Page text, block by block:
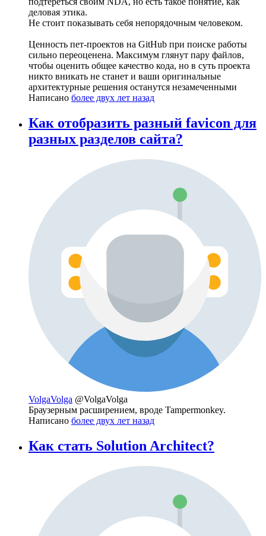
деловая этика.
Не стоит показывать себя непорядочным человеком.
Ценность пет-проектов на GitHub при поиске работы
сильно переоценена. Максимум глянут пару файлов,
чтобы оценить общее качество кода, но в суть проекта
никто вникать не станет и ваши оригинальные
архитектурные решения останутся незамеченными
Написано более двух лет назад
Как отобразить разный favicon для
разных разделов сайта?
VolgaVolga @VolgaVolga
Браузерным расширением, вроде Tampermonkey.
Написано более двух лет назад
Как стать Solution Architect?